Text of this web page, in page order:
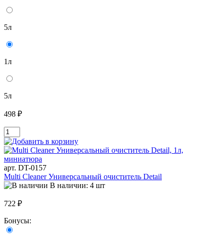
5л
1л
5л
498 ₽
арт. DT-0157
Multi Cleaner Универсальный очиститель Detail
В наличии: 4 шт
722 ₽
Бонусы: